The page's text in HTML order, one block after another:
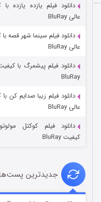
عملیات آپارتمان
دانلود فیلم یازده یازده
عالی BluRay
دانلود فیلم سینما شهر قصه
عالی BluRay
دانلود فیلم پیشمرگ با
BluRay
دانلود فیلم زیبا صدایم کن
عالی BluRay
دانلود فیلم کوکتل
کیفیت BluRay
جدیدترین